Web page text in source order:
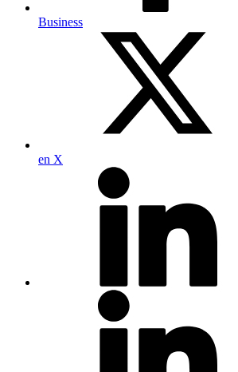
Business
en X